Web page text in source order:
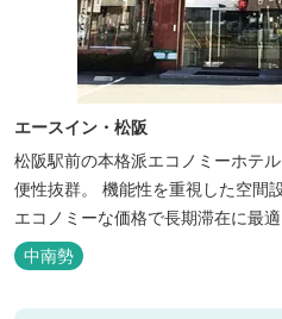
エースイン・松阪
松阪駅前の本格派エコノミーホテ
便性抜群。 機能性を重視した空間
エコノミーな価格で長期滞在に最
ただけます。 無料サービス ・３０種類以上の和洋朝食ビュッフェ
（6:30～9:30） ・アルコールも無
中南勢